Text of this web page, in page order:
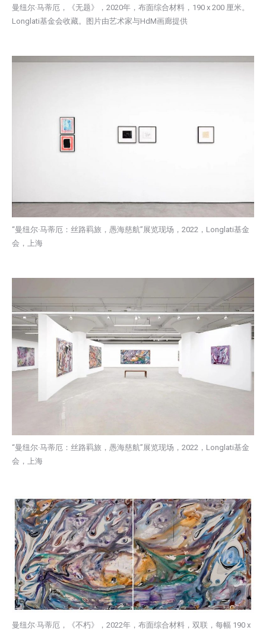
曼纽尔·马蒂厄，《无题》，2020年，布面综合材料，190 x 200 厘米。
Longlati基金会收藏。图片由艺术家与HdM画廊提供
“曼纽尔·马蒂厄：丝路羁旅，愚海慈航”展览现场，2022，Longlati基金
会，上海
“曼纽尔·马蒂厄：丝路羁旅，愚海慈航”展览现场，2022，Longlati基金
会，上海
曼纽尔·马蒂厄，《不朽》，2022年，布面综合材料，双联，每幅 190 x